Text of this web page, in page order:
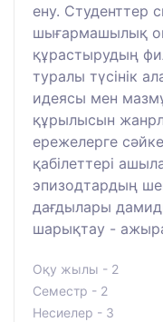
ену. Студенттер
шығармашылық
құрастырудың
туралы түсінік
идеясы мен
құрылысын
ережелерге
қабілеттері
эпизодтардың
дағдылары
шарықтау -
Оқу жылы - 2
Семестр - 2
Несиелер - 3